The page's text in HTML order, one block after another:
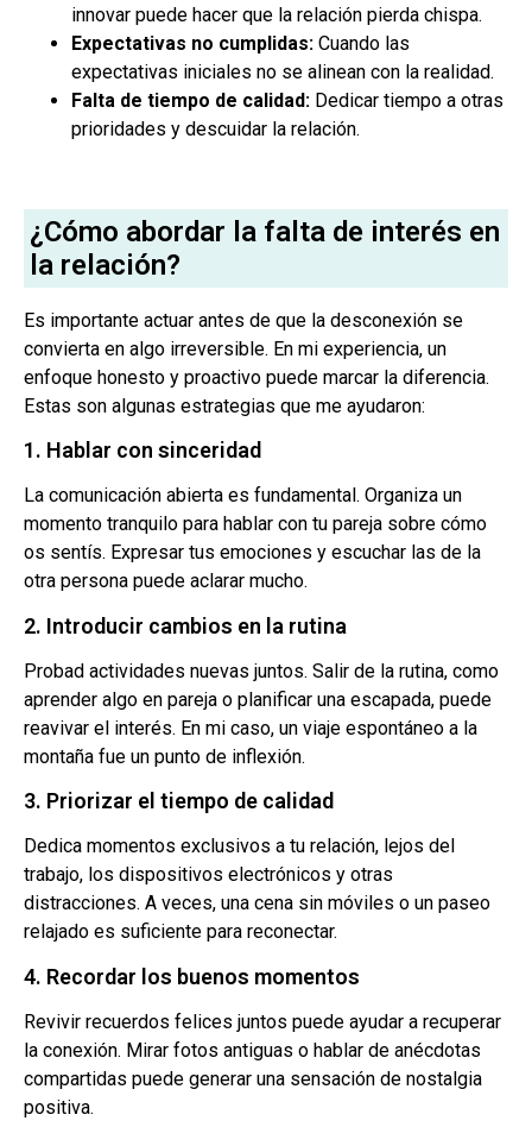
innovar puede hacer que la relación pierda chispa.
Expectativas no cumplidas: Cuando las
expectativas iniciales no se alinean con la realidad.
Falta de tiempo de calidad: Dedicar tiempo a otras
prioridades y descuidar la relación.
¿Cómo abordar la falta de interés en
la relación?
Es importante actuar antes de que la desconexión se
convierta en algo irreversible. En mi experiencia, un
enfoque honesto y proactivo puede marcar la diferencia.
Estas son algunas estrategias que me ayudaron:
1. Hablar con sinceridad
La comunicación abierta es fundamental. Organiza un
momento tranquilo para hablar con tu pareja sobre cómo
os sentís. Expresar tus emociones y escuchar las de la
otra persona puede aclarar mucho.
2. Introducir cambios en la rutina
Probad actividades nuevas juntos. Salir de la rutina, como
aprender algo en pareja o planificar una escapada, puede
reavivar el interés. En mi caso, un viaje espontáneo a la
montaña fue un punto de inflexión.
3. Priorizar el tiempo de calidad
Dedica momentos exclusivos a tu relación, lejos del
trabajo, los dispositivos electrónicos y otras
distracciones. A veces, una cena sin móviles o un paseo
relajado es suficiente para reconectar.
4. Recordar los buenos momentos
Revivir recuerdos felices juntos puede ayudar a recuperar
la conexión. Mirar fotos antiguas o hablar de anécdotas
compartidas puede generar una sensación de nostalgia
positiva.